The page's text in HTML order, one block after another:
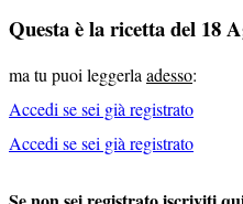
Questa è la ricetta del 18
ma tu puoi leggerlaadesso:
Accedi se sei già registrato
Accedi se sei già registrato